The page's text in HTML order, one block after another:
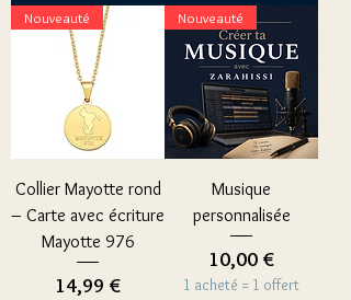
Nouveauté
Collier Mayotte rond
– Carte avec écriture
Mayotte 976
Prix
14,99 €
Nouveauté
Musique
personnalisée
Prix
10,00 €
1 acheté = 1 offert